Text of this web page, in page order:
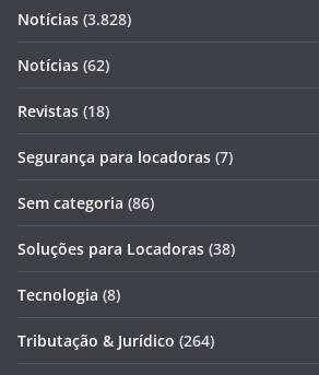
Notícias (3.828)
Notícias (62)
Revistas (18)
Segurança para locadoras (7)
Sem categoria (86)
Soluções para Locadoras (38)
Tecnologia (8)
Tributação & Jurídico (264)